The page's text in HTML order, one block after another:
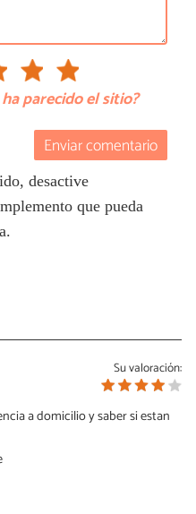
parecido el sitio?
Enviar comentario
desactive
que pueda
Su valoración:
a domicilio y saber si estan